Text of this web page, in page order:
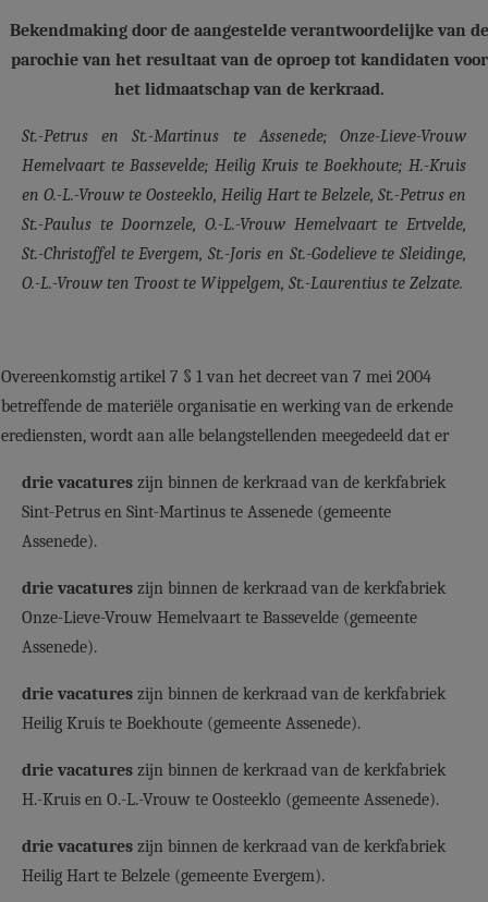
AANMELDEN OF REGISTREREN
Bekendmaking door de aangestelde verantwoordelijke van de
parochie van het resultaat van de oproep tot kandidaten voor
het lidmaatschap van de kerkraad.
St.-Petrus en St.-Martinus te Assenede; Onze-Lieve-Vrouw
Hemelvaart te Bassevelde; Heilig Kruis te Boekhoute; H.-Kruis
en O.-L.-Vrouw te Oosteeklo, Heilig Hart te Belzele, St.-Petrus en
St.-Paulus te Doornzele, O.-L.-Vrouw Hemelvaart te Ertvelde,
St.-Christoffel te Evergem, St.-Joris en St.-Godelieve te Sleidinge,
O.-L.-Vrouw ten Troost te Wippelgem, St.-Laurentius te Zelzate.
Overeenkomstig artikel 7 § 1 van het decreet van 7 mei 2004
betreffende de materiële organisatie en werking van de erkende
erediensten, wordt aan alle belangstellenden meegedeeld dat er
drie vacatures zijn binnen de kerkraad van de kerkfabriek
Sint-Petrus en Sint-Martinus te Assenede (gemeente
Assenede).
drie vacatures zijn binnen de kerkraad van de kerkfabriek
Onze-Lieve-Vrouw Hemelvaart te Bassevelde (gemeente
Assenede).
drie vacatures zijn binnen de kerkraad van de kerkfabriek
Heilig Kruis te Boekhoute (gemeente Assenede).
drie vacatures zijn binnen de kerkraad van de kerkfabriek
H.-Kruis en O.-L.-Vrouw te Oosteeklo (gemeente Assenede).
drie vacatures zijn binnen de kerkraad van de kerkfabriek
Heilig Hart te Belzele (gemeente Evergem).